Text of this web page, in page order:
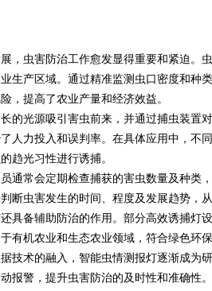
，虫害防治工作愈发显得重要和紧迫。
生产区域。通过精准监测虫口密度和种
，提高了农业产量和经济效益。
的光源吸引害虫前来，并通过捕虫装置
人力投入和误判率。在具体应用中，不
趋光习性进行诱捕。
通常会定期检查捕获的害虫数量及种类
断虫害发生的时间、程度及发展趋势，
具备辅助防治的作用。部分高效诱捕灯
有机农业和生态农业领域，符合绿色环
技术的融入，智能虫情测报灯逐渐成为
报警，提升虫害防治的及时性和准确性
公司离不开版权律师